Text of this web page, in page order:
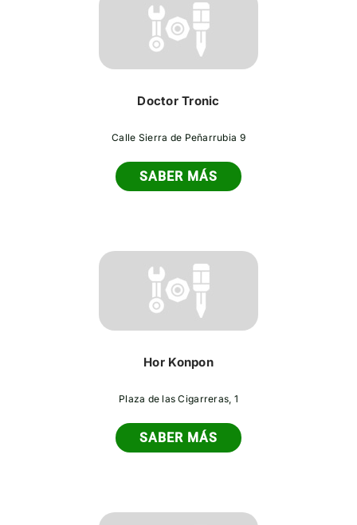
Doctor Tronic
Calle Sierra de Peñarrubia 9
SABER MÁS
Hor Konpon
Plaza de las Cigarreras, 1
SABER MÁS